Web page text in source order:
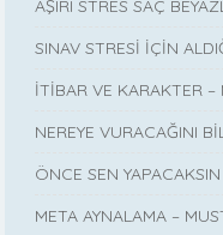
AŞIRI STRES SAÇ
SINAV STRESİ İÇİN
İTİBAR VE KARAKTER –
NEREYE VURACAĞINI
ÖNCE SEN
META AYNALAMA –